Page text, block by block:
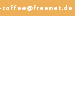
coffee@freenet.de